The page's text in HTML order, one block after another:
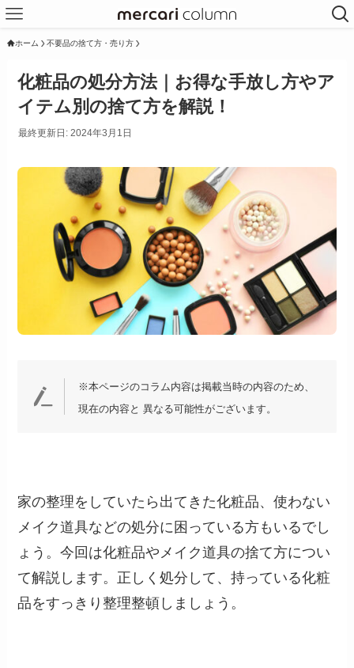
ホーム 不要品の捨て方・売り方
化粧品の処分方法｜お得な手放し方やア
イテム別の捨て方を解説！
最終更新日: 2024年3月1日
※本ページのコラム内容は掲載当時の内容のため、
現在の内容と 異なる可能性がございます。
家の整理をしていたら出てきた化粧品、使わない
メイク道具などの処分に困っている方もいるでし
ょう。今回は化粧品やメイク道具の捨て方につい
て解説します。正しく処分して、持っている化粧
品をすっきり整理整頓しましょう。